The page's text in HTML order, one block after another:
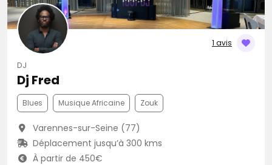
1 avis
DJ
Dj Fred
Blues Musique Africaine Zouk
Varennes-sur-Seine (77)
Déplacement jusqu’à 300 kms
À partir de 450€